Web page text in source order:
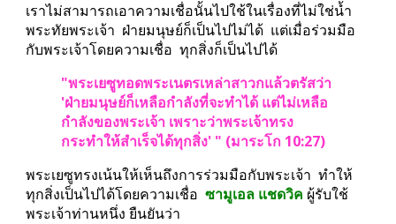
เราไม่สามารถเอาความเชื่อนั้นไปใช้ในเรื่องที่ไม่ใช่น้ำ
พระทัยพระเจ้า  ฝ่ายมนุษย์ก็เป็นไปไม่ได้  แต่เมื่อร่วมมือ
กับพระเจ้าโดยความเชื่อ  ทุกสิ่งก็เป็นไปได้
"พระเยซูทอดพระเนตรเหล่าสาวกแล้วตรัสว่า
'ฝ่ายมนุษย์ก็เหลือกำลังที่จะทำได้ แต่ไม่เหลือ
กำลังของพระเจ้า เพราะว่าพระเจ้าทรง
กระทำให้สำเร็จได้ทุกสิ่ง' " (มาระโก 10:27)
พระเยซูทรงเน้นให้เห็นถึงการร่วมมือกับพระเจ้า  ทำให้
ทุกสิ่งเป็นไปได้โดยความเชื่อ ซามูเอล แชดวิค ผู้รับใช้
พระเจ้าท่านหนึ่ง ยืนยันว่า